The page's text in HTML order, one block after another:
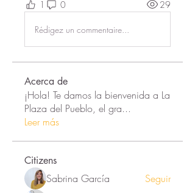
1 0 29
Rédigez un commentaire...
Acerca de
¡Hola! Te damos la bienvenida a La
Plaza del Pueblo, el gra...
Leer más
Citizens
Sabrina García
Seguir